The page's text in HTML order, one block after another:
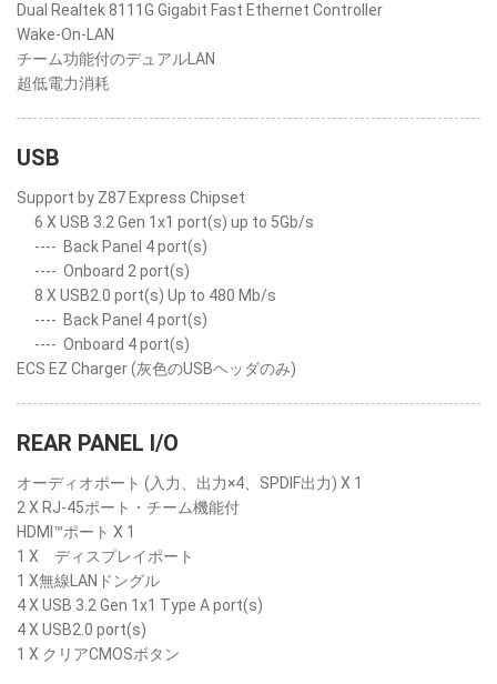
Dual Realtek 8111G Gigabit Fast Ethernet Controller
Wake-On-LAN
チーム功能付のデュアルLAN
超低電力消耗
USB
Support by Z87 Express Chipset
6 X USB 3.2 Gen 1x1 port(s) up to 5Gb/s
---- Back Panel 4 port(s)
---- Onboard 2 port(s)
8 X USB2.0 port(s) Up to 480 Mb/s
---- Back Panel 4 port(s)
---- Onboard 4 port(s)
ECS EZ Charger (灰色のUSBヘッダのみ)
REAR PANEL I/O
オーディオポート (入力、出力×4、SPDIF出力) X 1
2 X RJ-45ポート・チーム機能付
HDMI™ポート X 1
1 X ディスプレイポート
1 X無線LANドングル
4 X USB 3.2 Gen 1x1 Type A port(s)
4 X USB2.0 port(s)
1 X クリアCMOSボタン